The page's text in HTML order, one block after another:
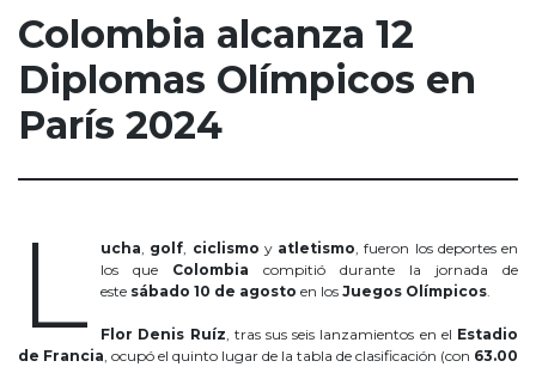
Colombia alcanza 12
Diplomas Olímpicos en
París 2024
L ucha, golf, ciclismo yatletismo, fueron los deportes en
los que Colombia compitió durante la jornada de
este sábado 10 de agosto en losJuegos Olímpicos.
Flor Denis Ruíz, tras sus seis lanzamientos en el Estadio
de Francia, ocupó el quinto lugar de la tabla de clasificación (con 63.00